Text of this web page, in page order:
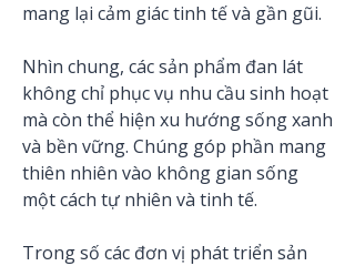
mang lại cảm giác tinh tế và gần gũi.
Nhìn chung, các sản phẩm đan lát
không chỉ phục vụ nhu cầu sinh hoạt
mà còn thể hiện xu hướng sống xanh
và bền vững. Chúng góp phần mang
thiên nhiên vào không gian sống
một cách tự nhiên và tinh tế.
Trong số các đơn vị phát triển sản